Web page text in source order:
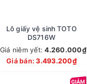
Lô giấy vệ sinh TOTO
DS716W
Giá niêm yết:4.260.000₫
Giá bán:3.493.200₫